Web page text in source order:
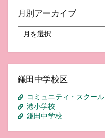
月別アーカイブ
別
ア
イ
鎌田中学校区
コミュニティ・スクール
港小学校
鎌田中学校